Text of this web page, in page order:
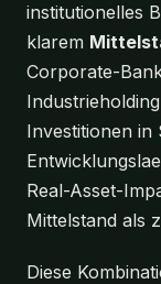
institutionelles
klarem
Corporate-
Investitionen in
Real-Asset-
Mittelstand als
Diese